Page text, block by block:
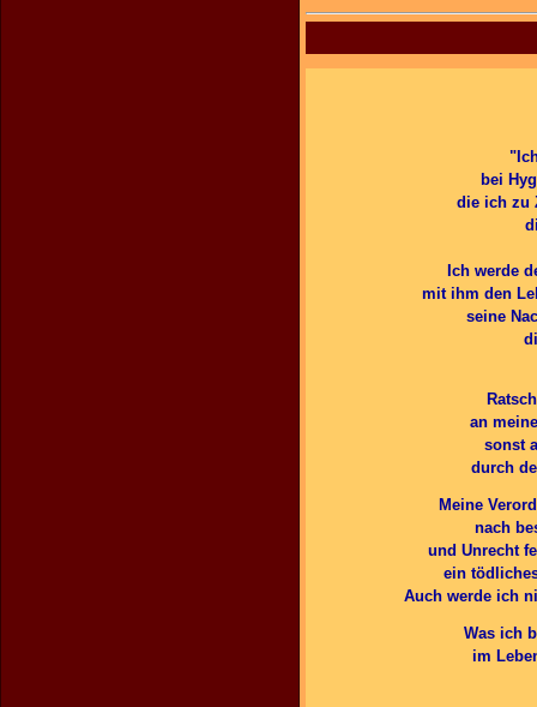
bei
die ich zu
Ich werde
mit ihm den
seine
an
sonst
durch
Meine
nach
und Unrecht
ein
Auch werde ich
Was ich
im